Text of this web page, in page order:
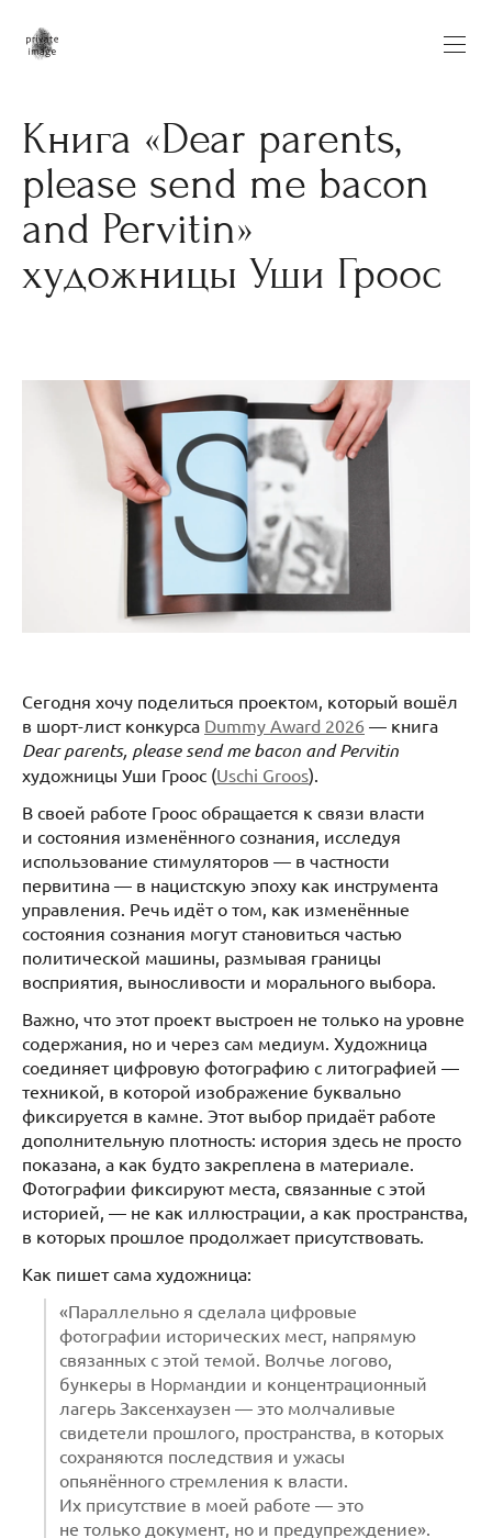
Книга «Dear parents,
please send me bacon
and Pervitin»
художницы Уши Гроос
Сегодня хочу поделиться проектом, который вошёл
в шорт-лист конкурса Dummy Award 2026 — книга
Dear parents, please send me bacon and Pervitin
художницы Уши Гроос (Uschi Groos).
В своей работе Гроос обращается к связи власти
и состояния изменённого сознания, исследуя
использование стимуляторов — в частности
первитина — в нацистскую эпоху как инструмента
управления. Речь идёт о том, как изменённые
состояния сознания могут становиться частью
политической машины, размывая границы
восприятия, выносливости и морального выбора.
Важно, что этот проект выстроен не только на уровне
содержания, но и через сам медиум. Художница
соединяет цифровую фотографию с литографией —
техникой, в которой изображение буквально
фиксируется в камне. Этот выбор придаёт работе
дополнительную плотность: история здесь не просто
показана, а как будто закреплена в материале.
Фотографии фиксируют места, связанные с этой
историей, — не как иллюстрации, а как пространства,
в которых прошлое продолжает присутствовать.
Как пишет сама художница:
«Параллельно я сделала цифровые
фотографии исторических мест, напрямую
связанных с этой темой. Волчье логово,
бункеры в Нормандии и концентрационный
лагерь Заксенхаузен — это молчаливые
свидетели прошлого, пространства, в которых
сохраняются последствия и ужасы
опьянённого стремления к власти.
Их присутствие в моей работе — это
не только документ, но и предупреждение».